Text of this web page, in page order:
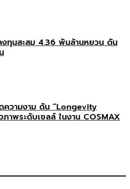
ทุนสะสม 4.36 พันล้านหยวน ดัน
ความงาม ดัน “Longevity
าพระดับเซลล์ ในงาน COSMAX